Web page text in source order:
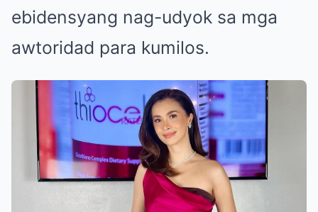
ebidensyang nag-udyok sa mga
awtoridad para kumilos.